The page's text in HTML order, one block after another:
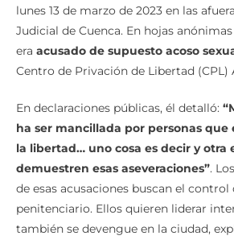
lunes 13 de marzo de 2023 en las
Judicial de Cuenca. En hojas
era acusado de supuesto acoso
Centro de Privación de Libertad (CPL)
En declaraciones públicas, él detalló:
ha ser mancillada por personas que
la libertad… uno cosa es decir y otra
demuestren esas aseveraciones”.
de esas acusaciones buscan el control
penitenciario. Ellos quieren liderar
también se devengue en la ciudad,